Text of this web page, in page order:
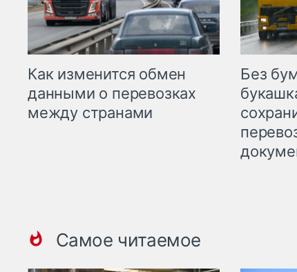
Как изменится обмен
данными о перевозках
между странами
Без
Самое читаемое